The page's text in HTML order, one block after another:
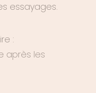
essayages.
:
après les